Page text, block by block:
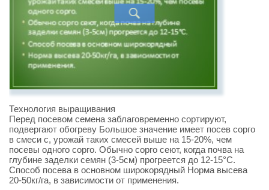
Технология выращивания
Перед посевом семена заблаговременно сортируют,
подвергают обогреву Большое значение имеет посев сорго
в смеси с, урожай таких смесей выше на 15-20%, чем
посевы одного сорго. Обычно сорго сеют, когда почва на
глубине заделки семян (3-5см) прогреется до 12-15°С.
Способ посева в основном широкорядный Норма высева
20-50кг/га, в зависимости от применения.